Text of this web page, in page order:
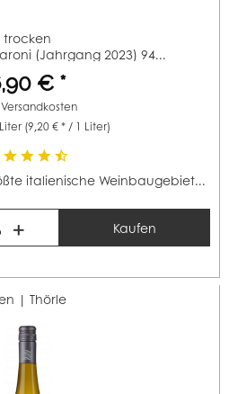
trocken
(Jahrgang 2023) 94...
€ *
Versandkosten
(9,20 € * / 1 Liter)
italienische Weinbaugebiet...
Kaufen
|Thörle